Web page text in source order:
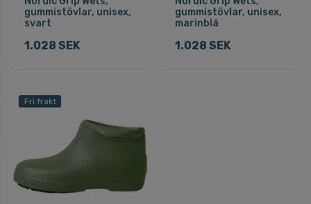
gummistövlar, unisex,
svart
1.028 SEK
gummistövlar, unisex,
marinblå
1.028 SEK
Fri frakt